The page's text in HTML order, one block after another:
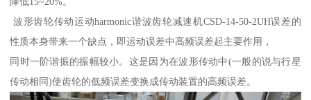
波形齿轮传动运动harmonic谐波齿轮减速机CSD-14-50-2UH误差的
性质本身带来一个缺点，即运动误差中高频误差起主要作用，
同时一阶谐振的振幅较小。这是因为在波形传动中(一般的说与行星
传动相同)使齿轮的低频误差变换成传动装置的高频误差。